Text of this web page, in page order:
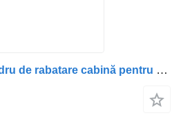
Cilindru hidraulic Cilindru de rabatare cabină pentru camion Renault 5010228865/5010316793